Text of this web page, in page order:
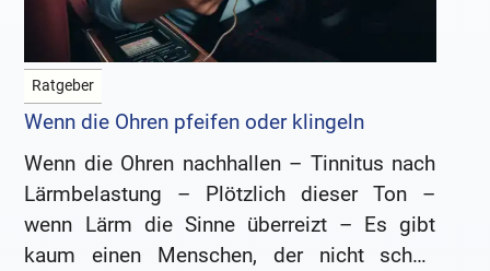
Ratgeber
Wenn die Ohren pfeifen oder klingeln
Wenn die Ohren nachhallen – Tinnitus nach
Lärmbelastung – Plötzlich dieser Ton –
wenn Lärm die Sinne überreizt – Es gibt
kaum einen Menschen, der nicht schon